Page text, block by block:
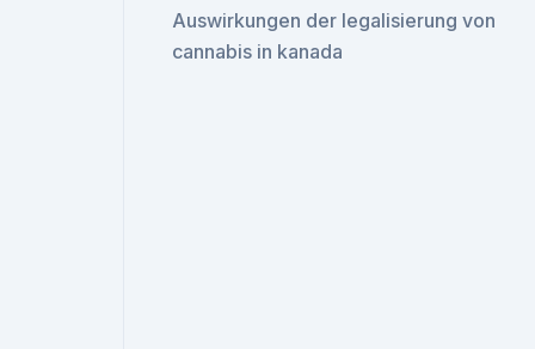
Auswirkungen der legalisierung von
cannabis in kanada